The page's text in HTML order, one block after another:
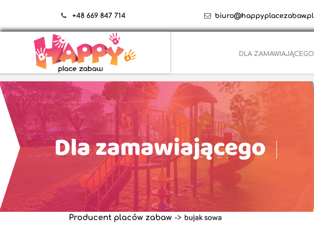
+48 669 847 714 biuro@happyplacezabaw.pl
DLA ZAMAWIAJĄCEGO
Dla zamawiającego
Producent placów zabaw-> bujak sowa